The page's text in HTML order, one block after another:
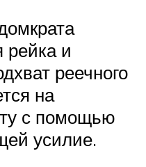
рейка и
реечного
на
с помощью
усилие.